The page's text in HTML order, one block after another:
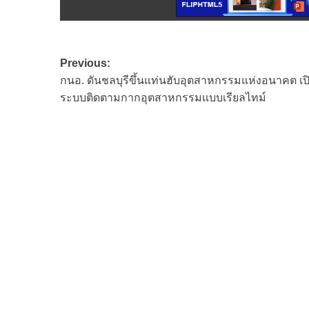
Post
navigation
Previous:
กนอ. ดันชลบุรีขึ้นแท่นฮับอุตสาหกรรมแห่งอนาคต เ
ระบบติดตามกากอุตสาหกรรมแบบเรียลไทม์